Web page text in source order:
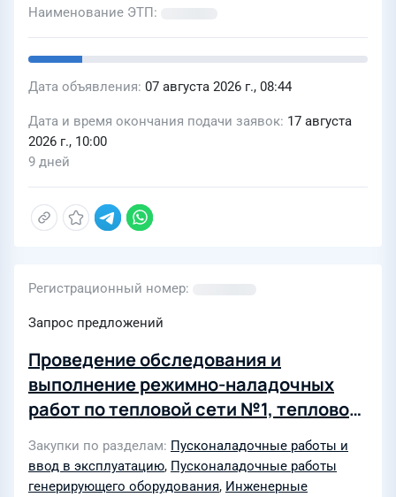
Наименование ЭТП
Дата объявления 07 августа 2026 г., 08:44
Дата и время окончания подачи заявок 17 августа
2026 г., 10:00
9 дней
Регистрационный номер
Запрос предложений
Проведение обследования и
выполнение режимно-наладочных
работ по тепловой сети №1, тепловой
сети №2 северной площадки ЗСНХ и
внутренней тепловой сети установки
генерации пара (титул 7160)
Закупки по разделам Пусконаладочные работы и
ввод в эксплуатацию, Пусконаладочные работы
генерирующего оборудования, Инженерные